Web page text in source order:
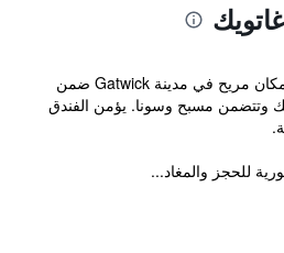
تقع Airport Inn Gatwick في مكان مريح في مدينة Gatwick ضمن
وتتضمن مسبح وسونا. يؤمن الفندق
للحجز والمغاد...